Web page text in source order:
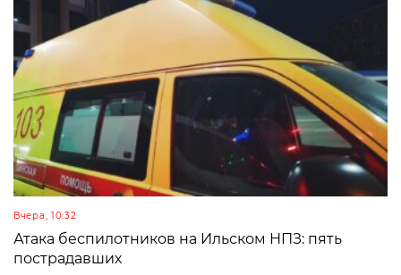
Вчера, 10:32
Атака беспилотников на Ильском НПЗ: пять
пострадавших